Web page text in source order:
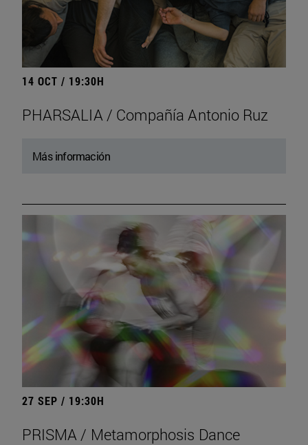
14 OCT / 19:30H
PHARSALIA / Compañía Antonio Ruz
Más información
27 SEP / 19:30H
PRISMA / Metamorphosis Dance